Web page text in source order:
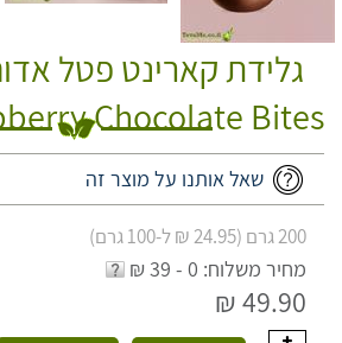
Chocolate Bites
שאל אותנו על מוצר זה
200 גרם (24.95 ₪ ל-100 גרם)
מחיר משלוח: 0 - 39 ₪
49.90 ₪